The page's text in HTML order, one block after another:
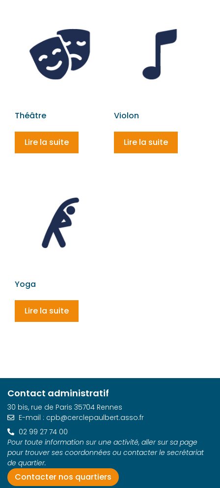
Théâtre
Lire la suite
Violon
Lire la suite
Yoga
Lire la suite
Contact administratif
30 bis, rue de Paris 35704 Rennes
E-mail : cpb@cerclepaulbert.asso.fr
02 99 27 74 00
Pour toute information sur une activité, aller sur sa page
pour trouver ses coordonnées ou contacter le secrétariat
de quartier.
Contacter nos quartiers